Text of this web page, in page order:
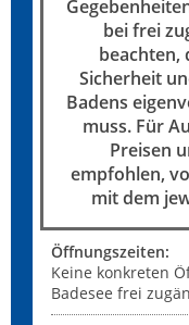
bei frei
beachten,
Sicherheit
Badens
muss. Für
Preisen
empfohlen,
mit dem
Öffnungszeiten:
Keine konkreten
Badesee frei